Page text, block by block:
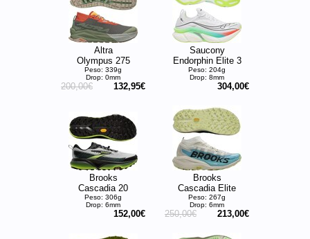
Altra
Olympus 275
Peso: 339g
Drop: 0mm
200,00€ 132,95€
Saucony
Endorphin Elite 3
Peso: 204g
Drop: 8mm
304,00€
Brooks
Cascadia 20
Peso: 306g
Drop: 6mm
152,00€
Brooks
Cascadia Elite
Peso: 267g
Drop: 6mm
250,00€ 213,00€